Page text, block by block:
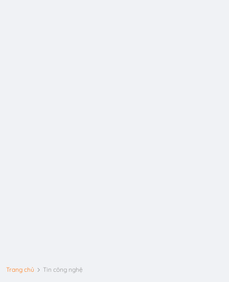
Trang chủ Tin công nghệ